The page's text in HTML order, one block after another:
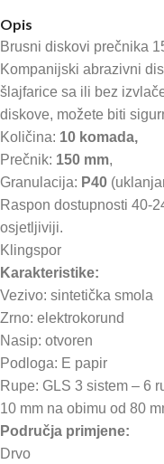
Opis
Brusni diskovi prečnika
Kompanijski abrazivni
šlajfarice sa ili bez
diskove, možete biti
Količina: 10 komada,
Prečnik: 150 mm,
Granulacija: P40
Raspon dostupnosti 40-
osjetljiviji.
Klingspor
Karakteristike:
Vezivo: sintetička smola
Zrno: elektrokorund
Nasip: otvoren
Podloga: E papir
Rupe: GLS 3 sistem – 6
10 mm na obimu od 80
Područja primjene:
Drvo